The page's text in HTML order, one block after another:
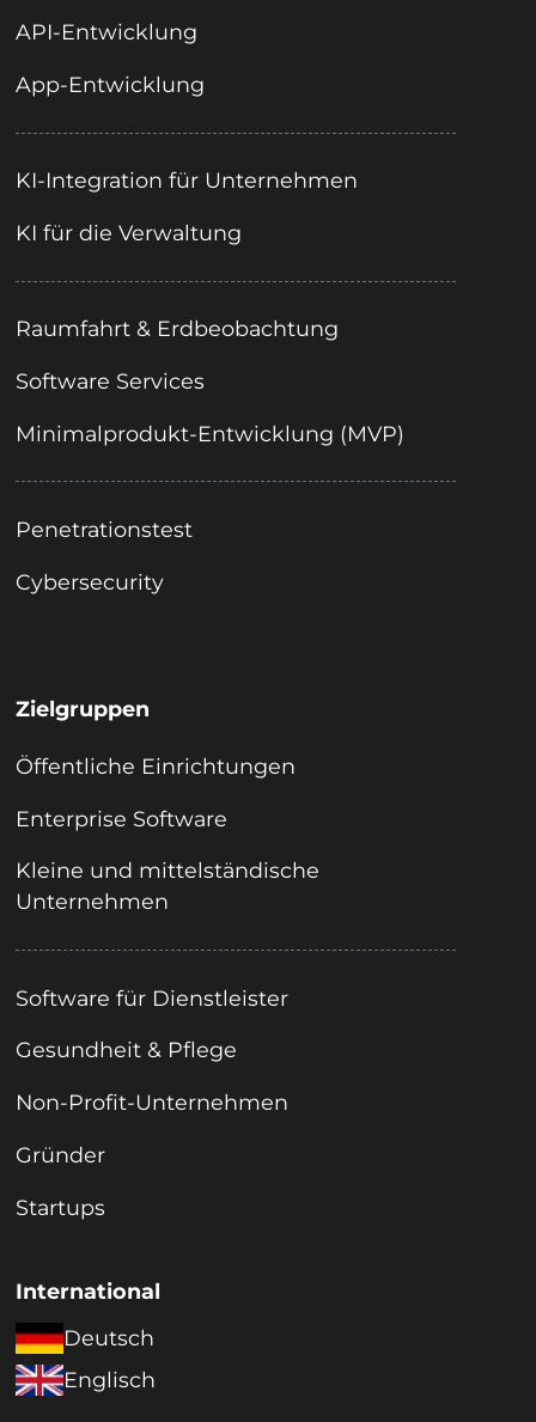
API-Entwicklung
App-Entwicklung
KI-Integration für Unternehmen
KI für die Verwaltung
Raumfahrt & Erdbeobachtung
Software Services
Minimalprodukt-Entwicklung (MVP)
Penetrationstest
Cybersecurity
Zielgruppen
Öffentliche Einrichtungen
Enterprise Software
Kleine und mittelständische
Unternehmen
Software für Dienstleister
Gesundheit & Pflege
Non-Profit-Unternehmen
Gründer
Startups
International
Deutsch
Englisch